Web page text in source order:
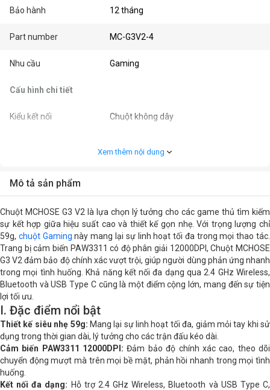
Bảo hành 12 tháng
Part number MC-G3V2-4
Nhu cầu Gaming
Cấu hình chi tiết
Kiểu kết nối Chuột không dây
Switch Omron
Độ phân giải (CPI/DPI) 12000DPI
Tên cảm biến PAW3311
Số nút bấm 5
Kích thước
Khối lượng 59g (±2g)
Xem thêm nội dung
Mô tả sản phẩm
Chuột MCHOSE G3 V2 là lựa chọn lý tưởng cho các game thủ tìm kiếm
sự kết hợp giữa hiệu suất cao và thiết kế gọn nhẹ. Với trọng lượng chỉ
59g, chuột Gaming này mang lại sự linh hoạt tối đa trong mọi thao tác.
Trang bị cảm biến PAW3311 có độ phân giải 12000DPI, Chuột MCHOSE
G3 V2 đảm bảo độ chính xác vượt trội, giúp người dùng phản ứng nhanh
trong mọi tình huống. Khả năng kết nối đa dạng qua 2.4 GHz Wireless,
Bluetooth và USB Type C cũng là một điểm cộng lớn, mang đến sự tiện
lợi tối ưu.
I. Đặc điểm nổi bật
Thiết kế siêu nhẹ 59g: Mang lại sự linh hoạt tối đa, giảm mỏi tay khi sử
dụng trong thời gian dài, lý tưởng cho các trận đấu kéo dài.
Cảm biến PAW3311 12000DPI: Đảm bảo độ chính xác cao, theo dõi
chuyển động mượt mà trên mọi bề mặt, phản hồi nhanh trong mọi tình
huống.
Kết nối đa dạng: Hỗ trợ 2.4 GHz Wireless, Bluetooth và USB Type C,